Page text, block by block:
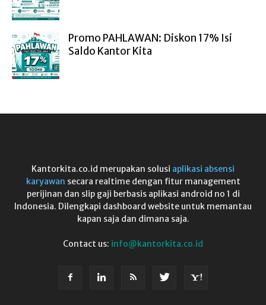
Promo PAHLAWAN: Diskon 17% Isi
Saldo Kantor Kita
Kantorkita.co.id merupakan solusi aplikasi absensi
karyawan secara realtime dengan fitur management
perijinan dan slip gaji berbasis aplikasi android no 1 di
Indonesia. Dilengkapi dashboard website untuk memantau
kapan saja dan dimana saja.
Contact us: info@kantorkita.co.id